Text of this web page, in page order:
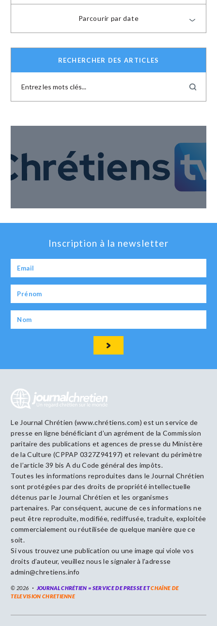
Parcourir par date
RECHERCHER DES ARTICLES
Inscription à la newsletter
Le Journal Chrétien (www.chrétiens.com) est un service de
presse en ligne bénéficiant d’un agrément de la Commission
paritaire des publications et agences de presse du Ministère
de la Culture (CPPAP 0327Z94197) et relevant du périmètre
de l’article 39 bis A du Code général des impôts.
Toutes les informations reproduites dans le Journal Chrétien
sont protégées par des droits de propriété intellectuelle
détenus par le Journal Chrétien et les organismes
partenaires. Par conséquent, aucune de ces informations ne
peut être reproduite, modifiée, rediffusée, traduite, exploitée
commercialement ou réutilisée de quelque manière que ce
soit.
Si vous trouvez une publication ou une image qui viole vos
droits d’auteur, veuillez nous le signaler à l’adresse
admin@chretiens.info
© 2026 JOURNAL CHRÉTIEN = SERVICE DE PRESSE ETCHAÎNE DE
TELEVISION CHRETIENNE